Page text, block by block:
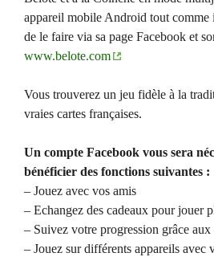
appareil mobile Android tout comme
de le faire via sa page Facebook et
www.belote.com
Vous trouverez un jeu fidèle à la
vraies cartes françaises.
Un compte Facebook vous sera
bénéficier des fonctions suivantes :
– Jouez avec vos amis
– Echangez des cadeaux pour jouer
– Suivez votre progression grâce aux
– Jouez sur différents appareils avec